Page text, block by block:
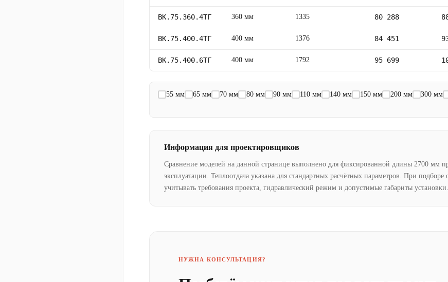
ВК.75.360.4ТГ 360 мм 1335 80 288
ВК.75.400.4ТГ 400 мм 1376 84 451
ВК.75.400.6ТГ 400 мм 1792 95 699
55 мм 65 мм 70 мм 80 мм 90 мм 110 мм 140 мм 150 мм 200 мм 300 мм
Информация для проектировщиков
Сравнение моделей на данной странице выполнено для фиксированной длины 2700 мм
эксплуатации. Теплоотдача указана для стандартных расчётных параметров. При подборе
учитывать требования проекта, гидравлический режим и допустимые габариты установки.
НУЖНА КОНСУЛЬТАЦИЯ?